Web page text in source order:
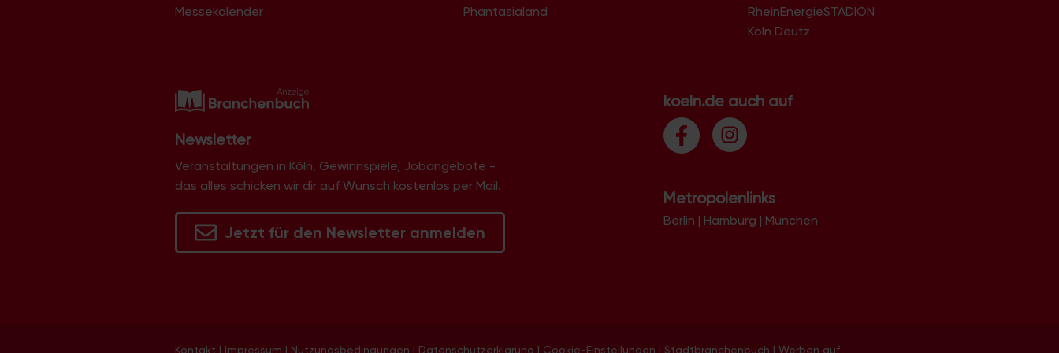
Messekalender
Phantasialand
RheinEnergieSTADION
Köln Deutz
Newsletter
Veranstaltungen in Köln, Gewinnspiele, Jobangebote -
das alles schicken wir dir auf Wunsch kostenlos per Mail.
Jetzt für den Newsletter anmelden
koeln.de auch auf
Metropolenlinks
Berlin | Hamburg | München
Kontakt | Impressum | Nutzungsbedingungen | Datenschutzerklärung | Cookie-Einstellungen | Stadtbranchenbuch | Werben auf